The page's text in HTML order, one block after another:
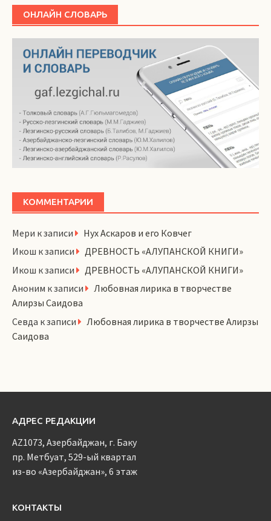
ОНЛАЙН СЛОВАРЬ
КОММЕНТАРИИ
Мери к записи
Нух Аскаров и его Ковчег
Икош к записи
ДРЕВНОСТЬ «АЛУПАНСКОЙ КНИГИ»
Икош к записи
ДРЕВНОСТЬ «АЛУПАНСКОЙ КНИГИ»
Аноним к записи
Любовная лирика в творчестве
Алирзы Саидова
Севда к записи
Любовная лирика в творчестве Алирзы
Саидова
АДРЕС РЕДАКЦИИ
AZ1073, Азербайджан, г. Баку
пр. Метбуат, 529-ый квартал
из-во «Азербайджан», 6 этаж
КОНТАКТЫ